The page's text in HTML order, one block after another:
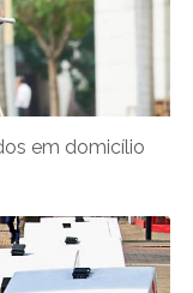
em domicílio